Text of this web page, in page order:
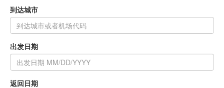
到达城市
出发日期
返回日期